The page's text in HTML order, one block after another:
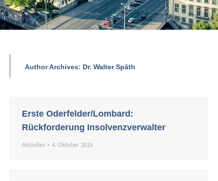
Author Archives: Dr. Walter Späth
Erste Oderfelder/Lombard:
Rückforderung Insolvenzverwalter
Aktuelles 4. Oktober 2019